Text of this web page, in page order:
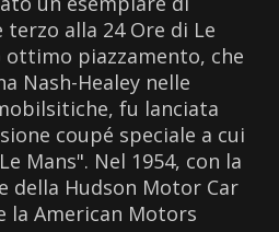
terzo alla 24 Ore di Le
ottimo piazzamento, che
Nash-Healey nelle
fu lanciata
coupé speciale a cui
Mans". Nel 1954, con la
della Hudson Motor Car
la American Motors